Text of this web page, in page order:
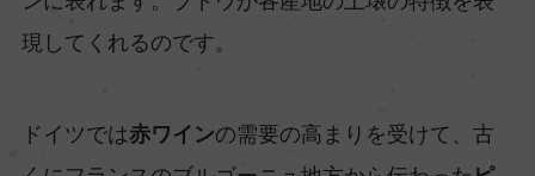
現してくれるのです。
ドイツでは赤ワインの需要の高まりを受けて、古